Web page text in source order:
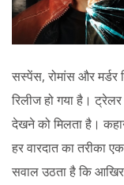
सस्पेंस, रोमांस और मर्डर
रिलीज हो गया है।
देखने को मिलता है।
हर वारदात का
सवाल उठता है कि आखिर